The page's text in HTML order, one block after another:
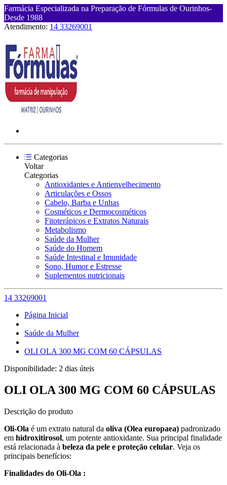
Farmácia Especializada na Preparação de Fórmulas de Ourinhos-
Desde 1988
Atendimento: 14 33269001
Categorias
Voltar
Categorias
Antioxidantes e Antienvelhecimento
Articulações e Ossos
Cabelo, Barba e Unhas
Cosméticos e Dermocosméticos
Fitoterápicos e Extratos Naturais
Metabolismo
Saúde da Mulher
Saúde do Homem
Saúde Intestinal e Imunidade
Sono, Humor e Estresse
Suplementos nutricionais
14 33269001
Página Inicial
Saúde da Mulher
OLI OLA 300 MG COM 60 CÁPSULAS
Disponibilidade: 2 dias úteis
OLI OLA 300 MG COM 60 CÁPSULAS
Descrição do produto
Oli-Ola é um extrato natural da oliva (Olea europaea) padronizado
em hidroxitirosol, um potente antioxidante. Sua principal finalidade
está relacionada à beleza da pele e proteção celular. Veja os
principais benefícios:
Finalidades do Oli-Ola :